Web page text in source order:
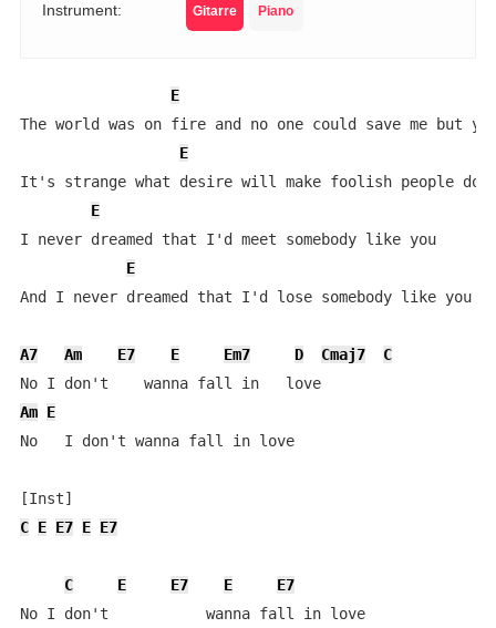
Instrument: Gitarre Piano
E
The world was on fire and no one could save me but
E
It's strange what desire will make foolish people do
E
I never dreamed that I'd meet somebody like you
E
And I never dreamed that I'd lose somebody like you
A7 Am E7 E Em7 D Cmaj7
C
No I don't    wanna fall in   love
Am E
No   I don't wanna fall in love
C E E7 E E7
C E E7 E
E7
No I don't           wanna fall in love